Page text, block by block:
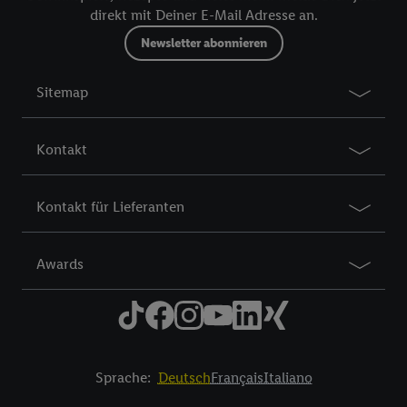
direkt mit Deiner E-Mail Adresse an.
Newsletter abonnieren
Sitemap
Kontakt
Kontakt für Lieferanten
Awards
Sprache: DeutschFrançaisItaliano
notredéclaration de confidentialité.Pour consulter les
mentions légales, c’est ici.